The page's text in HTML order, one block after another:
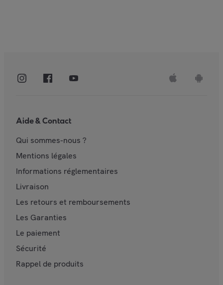
Aide & Contact
Qui sommes-nous ?
Mentions légales
Informations réglementaires
Livraison
Les retours et remboursements
Les Garanties
Le paiement
Sécurité
Rappel de produits